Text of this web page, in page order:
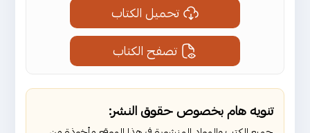
تحميل الكتاب
تصفح الكتاب
تنويه هام بخصوص حقوق النشر: